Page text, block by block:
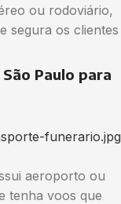
ou rodoviário,
segura os clientes
Paulo para
aeroporto ou
tenha voos que